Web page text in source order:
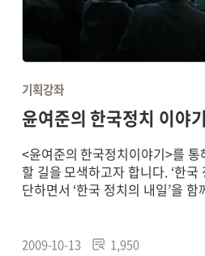
기획강좌
윤여준의 한국정치 이야기
<윤여준의 한국정치이야기>를
할 길을 모색하고자 합니다. ‘한국
단하면서 ‘한국 정치의 내일’을
2009-10-13 1,950